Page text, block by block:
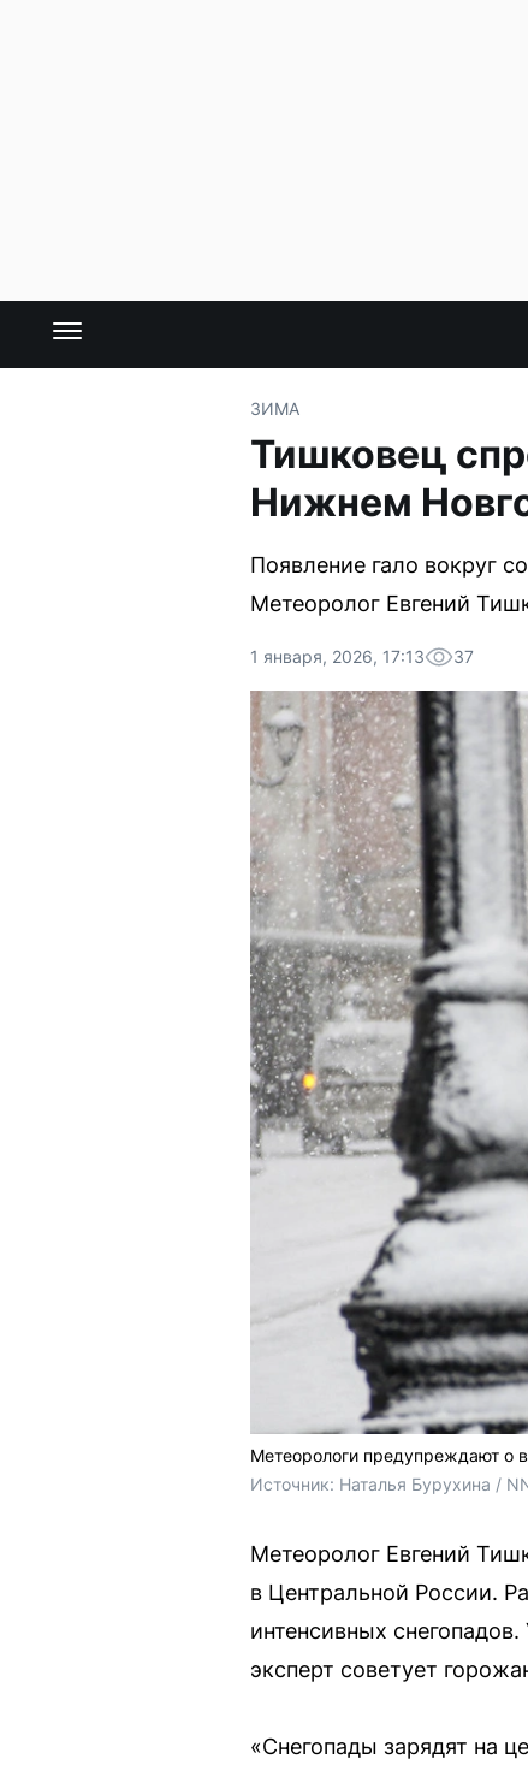
ЗИМА
Тишковец
Нижнем
Появление гало вокруг
Метеоролог Евгений
1 января, 2026, 17:13 37
Метеорологи предупреждают о
Источник: Наталья Бурухина /
Метеоролог Евгений
в Центральной России.
интенсивных
эксперт советует
«Снегопады зарядят на